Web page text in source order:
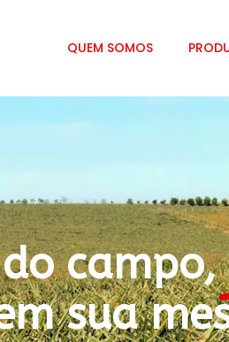
QUEM SOMOS
campo,
sua